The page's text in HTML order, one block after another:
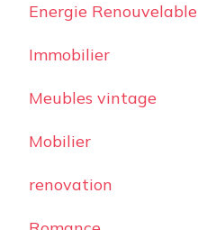
Energie Renouvelable
Immobilier
Meubles vintage
Mobilier
renovation